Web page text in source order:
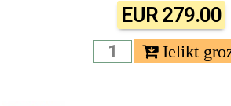
EUR 279.00